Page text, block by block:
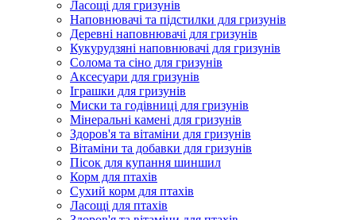
Ласощі для гризунів
Наповнювачі та підстилки для гризунів
Деревні наповнювачі для гризунів
Кукурудзяні наповнювачі для гризунів
Солома та сіно для гризунів
Аксесуари для гризунів
Іграшки для гризунів
Миски та годівниці для гризунів
Мінеральні камені для гризунів
Здоров'я та вітаміни для гризунів
Вітаміни та добавки для гризунів
Пісок для купання шиншил
Корм для птахів
Сухий корм для птахів
Ласощі для птахів